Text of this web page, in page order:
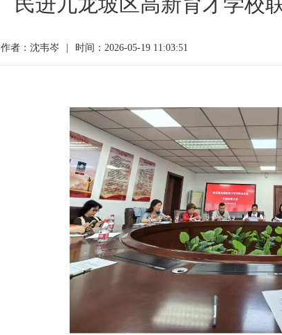
作者：沈韦岑 时间：2026-05-19 11:03:51